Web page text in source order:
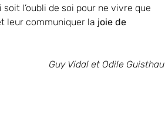
l’oubli de soi pour ne vivre que
leur communiquer la joie de
Guy Vidal et Odile Guisthau